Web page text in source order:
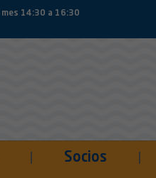
mes 14:30 a 16:30
Socios